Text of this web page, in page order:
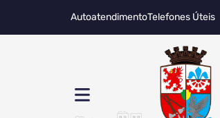
AutoatendimentoTelefones Úteis